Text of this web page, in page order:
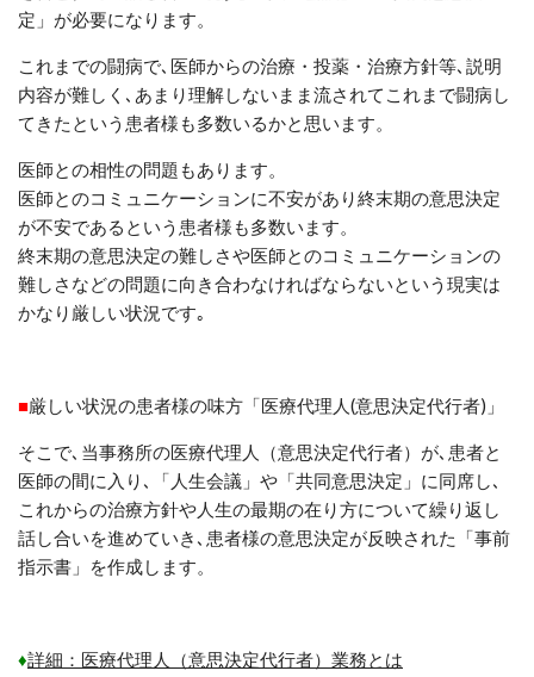
定」が必要になります。
これまでの闘病で､ 医師からの治療・投薬・治療方針等､ 説明
内容が難しく ､ あまり理解しないまま流されてこれまで闘病し
てきたという患者様も多数いるかと思います。
医師との相性の問題もあります。
医師とのコミュニケーションに不安があり終末期の意思決定
が不安であるという患者様も多数います。
終末期の意思決定の難しさや医師とのコミュニケーションの
難しさなどの問題に向き合わなければならないという現実は
かなり厳しい状況です｡
■厳しい状況の患者様の味方「医療代理人(意思決定代行者)」
そこで､ 当事務所の医療代理人（意思決定代行者）が､ 患者と
医師の間に入り ､ 「人生会議」や「共同意思決定」に同席し､
これからの治療方針や人生の最期の在り方について繰り返し
話し合いを進めていき ､ 患者様の意思決定が反映された「事前
指示書」を作成します。
♦詳細：医療代理人（意思決定代行者）業務とは